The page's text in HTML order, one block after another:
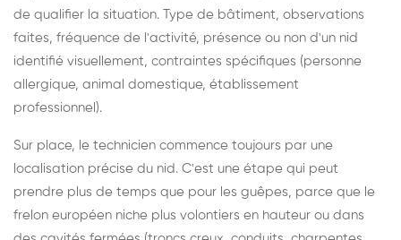
de qualifier la situation. Type de bâtiment, observations
faites, fréquence de l'activité, présence ou non d'un nid
identifié visuellement, contraintes spécifiques (personne
allergique, animal domestique, établissement
professionnel).
Sur place, le technicien commence toujours par une
localisation précise du nid. C'est une étape qui peut
prendre plus de temps que pour les guêpes, parce que le
frelon européen niche plus volontiers en hauteur ou dans